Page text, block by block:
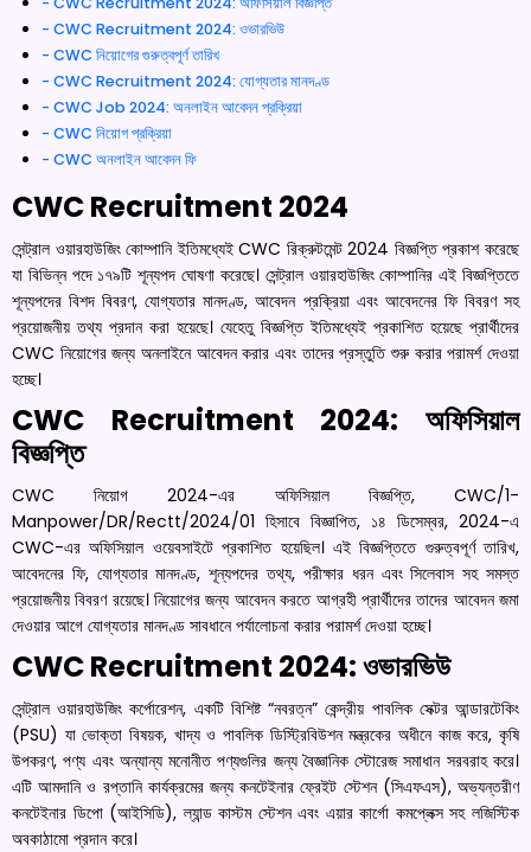
CWC Recruitment 2024: ওভারভিউ
CWC নিয়োগের গুরুত্বপূর্ণ তারিখ
CWC Recruitment 2024: যোগ্যতার মানদণ্ড
CWC Job 2024: অনলাইন আবেদন প্রক্রিয়া
CWC নিয়োগ প্রক্রিয়া
CWC অনলাইন আবেদন ফি
CWC Recruitment 2024
সেন্ট্রাল ওয়ারহাউজিং কোম্পানি ইতিমধ্যেই CWC রিক্রুটমেন্ট 2024 বিজ্ঞপ্তি প্রকাশ করেছে
যা বিভিন্ন পদে ১৭৯টি শূন্যপদ ঘোষণা করেছে। সেন্ট্রাল ওয়ারহাউজিং কোম্পানির এই বিজ্ঞপ্তিতে
শূন্যপদের বিশদ বিবরণ, যোগ্যতার মানদণ্ড, আবেদন প্রক্রিয়া এবং আবেদনের ফি বিবরণ সহ
প্রয়োজনীয় তথ্য প্রদান করা হয়েছে। যেহেতু বিজ্ঞপ্তি ইতিমধ্যেই প্রকাশিত হয়েছে প্রার্থীদের
CWC নিয়োগের জন্য অনলাইনে আবেদন করার এবং তাদের প্রস্তুতি শুরু করার পরামর্শ দেওয়া
হচ্ছে।
CWC Recruitment 2024: অফিসিয়াল
বিজ্ঞপ্তি
CWC নিয়োগ 2024-এর অফিসিয়াল বিজ্ঞপ্তি, CWC/1-
Manpower/DR/Rectt/2024/01 হিসাবে বিজ্ঞাপিত, ১৪ ডিসেম্বর, 2024-এ
CWC-এর অফিসিয়াল ওয়েবসাইটে প্রকাশিত হয়েছিল। এই বিজ্ঞপ্তিতে গুরুত্বপূর্ণ তারিখ,
আবেদনের ফি, যোগ্যতার মানদণ্ড, শূন্যপদের তথ্য, পরীক্ষার ধরন এবং সিলেবাস সহ সমস্ত
প্রয়োজনীয় বিবরণ রয়েছে। নিয়োগের জন্য আবেদন করতে আগ্রহী প্রার্থীদের তাদের আবেদন জমা
দেওয়ার আগে যোগ্যতার মানদণ্ড সাবধানে পর্যালোচনা করার পরামর্শ দেওয়া হচ্ছে।
CWC Recruitment 2024: ওভারভিউ
সেন্ট্রাল ওয়ারহাউজিং কর্পোরেশন, একটি বিশিষ্ট “নবরত্ন” কেন্দ্রীয় পাবলিক সেক্টর আন্ডারটেকিং
(PSU) যা ভোক্তা বিষয়ক, খাদ্য ও পাবলিক ডিস্ট্রিবিউশন মন্ত্রকের অধীনে কাজ করে, কৃষি
উপকরণ, পণ্য এবং অন্যান্য মনোনীত পণ্যগুলির জন্য বৈজ্ঞানিক স্টোরেজ সমাধান সরবরাহ করে।
এটি আমদানি ও রপ্তানি কার্যক্রমের জন্য কনটেইনার ফ্রেইট স্টেশন (সিএফএস), অভ্যন্তরীণ
কনটেইনার ডিপো (আইসিডি), ল্যান্ড কাস্টম স্টেশন এবং এয়ার কার্গো কমপ্লেক্স সহ লজিস্টিক
অবকাঠামো প্রদান করে।